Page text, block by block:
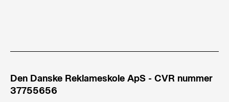
Den Danske Reklameskole ApS - CVR nummer
37755656